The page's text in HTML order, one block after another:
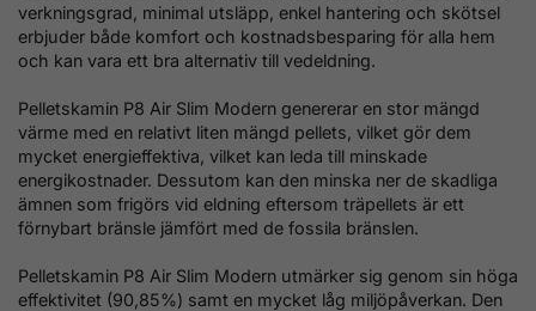
verkningsgrad, minimal utsläpp, enkel hantering och skötsel
erbjuder både komfort och kostnadsbesparing för alla hem
och kan vara ett bra alternativ till vedeldning.
Pelletskamin P8 Air Slim Modern genererar en stor mängd
värme med en relativt liten mängd pellets, vilket gör dem
mycket energieffektiva, vilket kan leda till minskade
energikostnader. Dessutom kan den minska ner de skadliga
ämnen som frigörs vid eldning eftersom träpellets är ett
förnybart bränsle jämfört med de fossila bränslen.
Pelletskamin P8 Air Slim Modern utmärker sig genom sin höga
effektivitet (90,85%) samt en mycket låg miljöpåverkan. Den